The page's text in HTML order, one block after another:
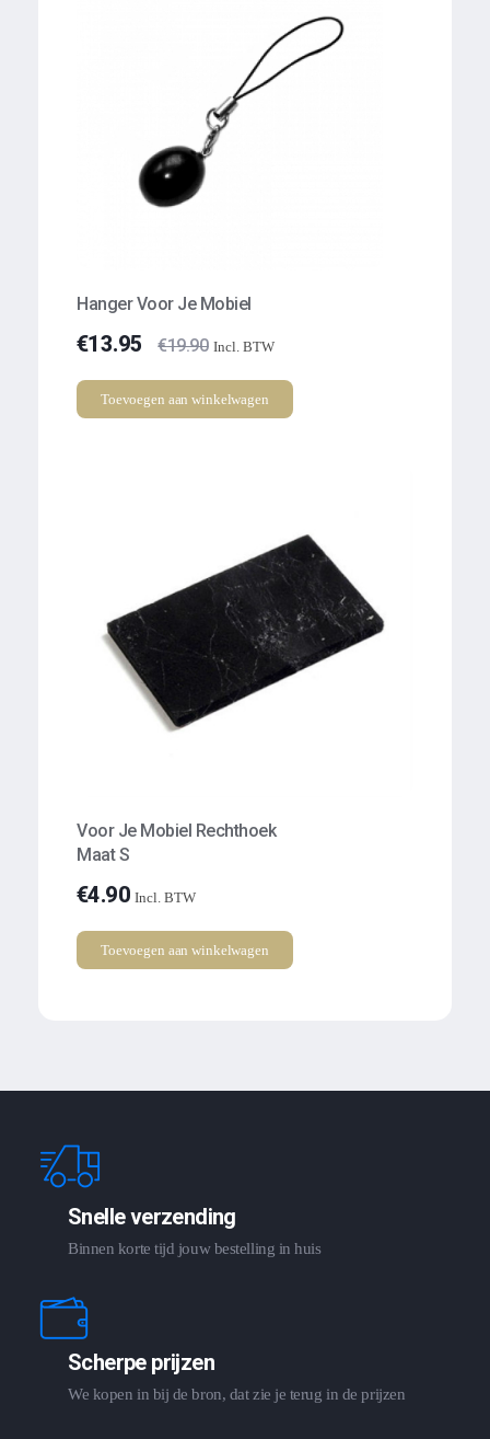
Hanger Voor Je Mobiel
€13.95 €19.90 Incl. BTW
Toevoegen aan winkelwagen
Voor Je Mobiel Rechthoek
Maat S
€4.90 Incl. BTW
Toevoegen aan winkelwagen
Snelle verzending
Binnen korte tijd jouw bestelling in huis
Scherpe prijzen
We kopen in bij de bron, dat zie je terug in de prijzen